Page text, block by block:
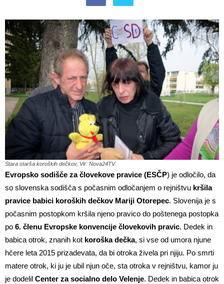
Stara starša koroških dečkov, Vir: Nova24TV
Evropsko sodišče za človekove pravice (ESČP) je odločilo, da
so slovenska sodišča s počasnim odločanjem o rejništvu kršila
pravice babici koroških dečkov Mariji Otorepec. Slovenija je s
počasnim postopkom kršila njeno pravico do poštenega postopka
po 6. členu Evropske konvencije človekovih pravic. Dedek in
babica otrok, znanih kot koroška dečka, si vse od umora njune
hčere leta 2015 prizadevata, da bi otroka živela pri njiju. Po smrti
matere otrok, ki ju je ubil njun oče, sta otroka v rejništvu, kamor ju
je dodelil Center za socialno delo Velenje. Dedek in babica otrok